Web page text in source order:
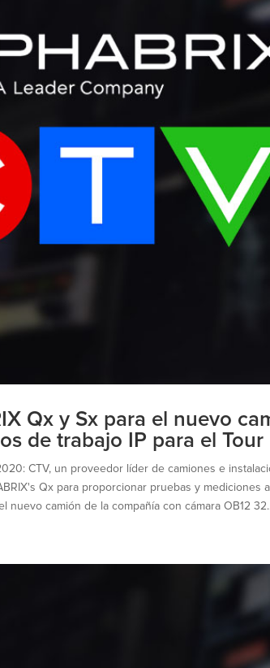
Qx y Sx para el nuevo
de trabajo IP para el
CTV, un proveedor líder de camiones e
Qx para proporcionar pruebas y mediciones
nuevo camión de la compañía con cámara OB12